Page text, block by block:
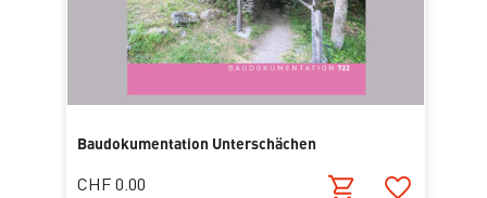
Baudokumentation Unterschächen
CHF 0.00